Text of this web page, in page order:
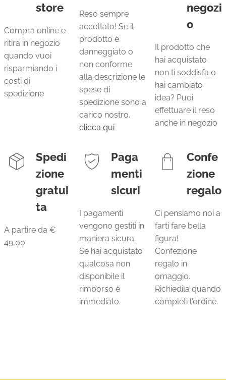
store
Compra online e
ritira in negozio
quando vuoi
risparmiando i
costi di
spedizione
Reso sempre
accettato! Se il
prodotto è
danneggiato o
non conforme
alla descrizione le
spese di
spedizione sono a
carico nostro.
clicca qui
negozi
o
Il prodotto che
hai acquistato
non ti soddisfa o
hai cambiato
idea? Puoi
effettuare il reso
anche in negozio
Spedi
zione
gratui
ta
A partire da €
49,00
Paga
menti
sicuri
I pagamenti
vengono gestiti in
maniera sicura.
Se hai acquistato
qualcosa non
disponibile il
rimborso è
immediato.
Confe
zione
regalo
Ci pensiamo noi a
farti fare bella
figura!
Confezione
regalo in
omaggio.
Richiedila quando
completi l'ordine.